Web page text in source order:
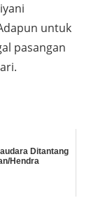
untuk
pasangan
Ditantang
Hendra